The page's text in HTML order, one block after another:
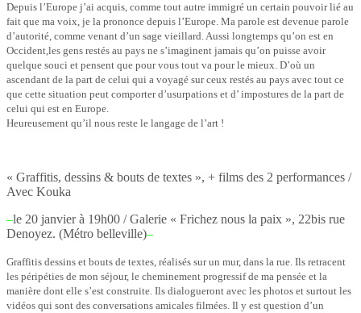
Depuis l’Europe j’ai acquis, comme tout autre immigré un certain pouvoir lié au
fait que ma voix, je la prononce depuis l’Europe. Ma parole est devenue parole
d’autorité, comme venant d’un sage vieillard. Aussi longtemps qu’on est en
Occident,les gens restés au pays ne s’imaginent jamais qu’on puisse avoir
quelque souci et pensent que pour vous tout va pour le mieux. D’où un
ascendant de la part de celui qui a voyagé sur ceux restés au pays avec tout ce
que cette situation peut comporter d’usurpations et d’ impostures de la part de
celui qui est en Europe.
Heureusement qu’il nous reste le langage de l’art !
« Graffitis, dessins & bouts de textes », + films des 2 performances /
Avec Kouka
–le 20 janvier à 19h00 / Galerie « Frichez nous la paix », 22bis rue
Denoyez. (Métro belleville)–
Graffitis dessins et bouts de textes, réalisés sur un mur, dans la rue. Ils retracent
les péripéties de mon séjour, le cheminement progressif de ma pensée et la
manière dont elle s’est construite. Ils dialogueront avec les photos et surtout les
vidéos qui sont des conversations amicales filmées. Il y est question d’un